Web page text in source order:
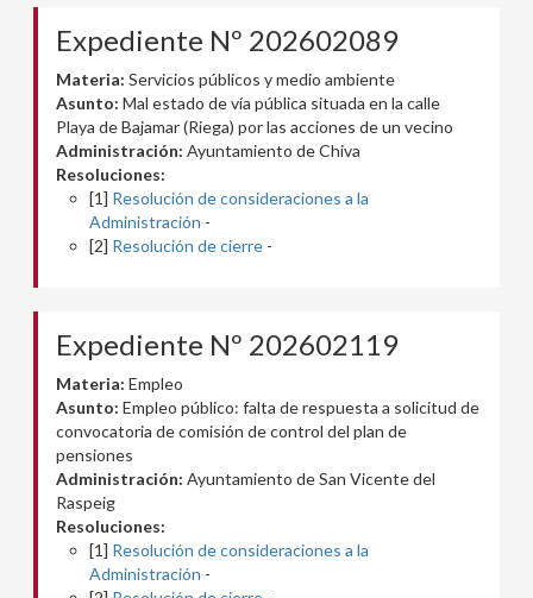
Expediente Nº 202602089
Materia: Servicios públicos y medio ambiente
Asunto: Mal estado de vía pública situada en la calle
Playa de Bajamar (Riega) por las acciones de un vecino
Administración: Ayuntamiento de Chiva
Resoluciones:
[1] Resolución de consideraciones a la
Administración -
[2] Resolución de cierre -
Expediente Nº 202602119
Materia: Empleo
Asunto: Empleo público: falta de respuesta a solicitud de
convocatoria de comisión de control del plan de
pensiones
Administración: Ayuntamiento de San Vicente del
Raspeig
Resoluciones:
[1] Resolución de consideraciones a la
Administración -